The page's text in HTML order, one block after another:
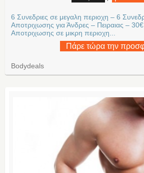
6 Συνεδριες σε μεγαλη περιοχη – 6
Αποτριχωσης για Άνδρες – Πειραιας – 30€
Aποτριχωσης σε μικρη περιοχη...
Πάρε τώρα την
Bodydeals